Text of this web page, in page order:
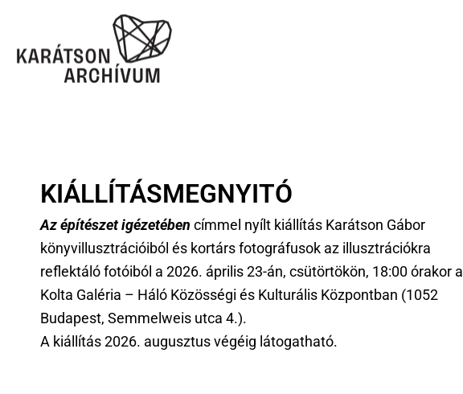
KIÁLLÍTÁSMEGNYITÓ
Az építészet igézetében címmel nyílt kiállítás Karátson Gábor
könyvillusztrációiból és kortárs fotográfusok az illusztrációkra
reflektáló fotóiból a 2026. április 23-án, csütörtökön, 18:00 órakor a
Kolta Galéria – Háló Közösségi és Kulturális Központban (1052
Budapest, Semmelweis utca 4.).
A kiállítás 2026. augusztus végéig látogatható.